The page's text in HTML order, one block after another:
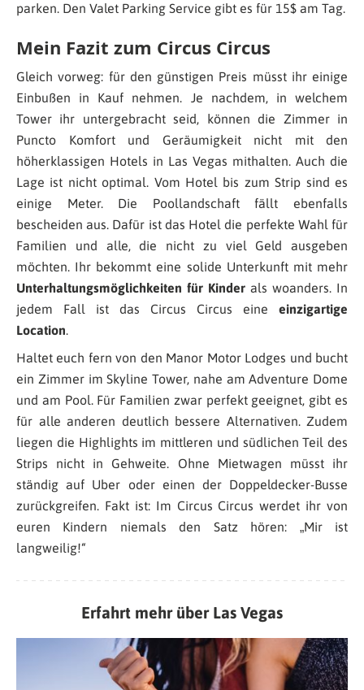
parken. Den Valet Parking Service gibt es für 15$ am Tag.
Mein Fazit zum Circus Circus
Gleich vorweg: für den günstigen Preis müsst ihr einige
Einbußen in Kauf nehmen. Je nachdem, in welchem
Tower ihr untergebracht seid, können die Zimmer in
Puncto Komfort und Geräumigkeit nicht mit den
höherklassigen Hotels in Las Vegas mithalten. Auch die
Lage ist nicht optimal. Vom Hotel bis zum Strip sind es
einige Meter. Die Poollandschaft fällt ebenfalls
bescheiden aus. Dafür ist das Hotel die perfekte Wahl für
Familien und alle, die nicht zu viel Geld ausgeben
möchten. Ihr bekommt eine solide Unterkunft mit mehr
Unterhaltungsmöglichkeiten für Kinder als woanders. In
jedem Fall ist das Circus Circus eine einzigartige
Location.
Haltet euch fern von den Manor Motor Lodges und bucht
ein Zimmer im Skyline Tower, nahe am Adventure Dome
und am Pool. Für Familien zwar perfekt geeignet, gibt es
für alle anderen deutlich bessere Alternativen. Zudem
liegen die Highlights im mittleren und südlichen Teil des
Strips nicht in Gehweite. Ohne Mietwagen müsst ihr
ständig auf Uber oder einen der Doppeldecker-Busse
zurückgreifen. Fakt ist: Im Circus Circus werdet ihr von
euren Kindern niemals den Satz hören: „Mir ist
langweilig!“
Erfahrt mehr über Las Vegas